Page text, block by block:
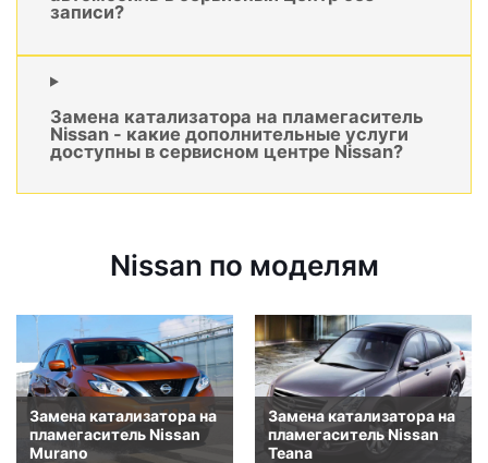
записи?
Замена катализатора на пламегаситель
Nissan - какие дополнительные услуги
доступны в сервисном центре Nissan?
Nissan по моделям
Замена катализатора на
пламегаситель Nissan
Murano
Замена катализатора на
пламегаситель Nissan
Teana